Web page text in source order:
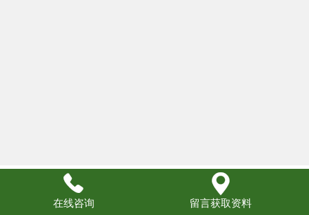

在线咨询

留言获取资料